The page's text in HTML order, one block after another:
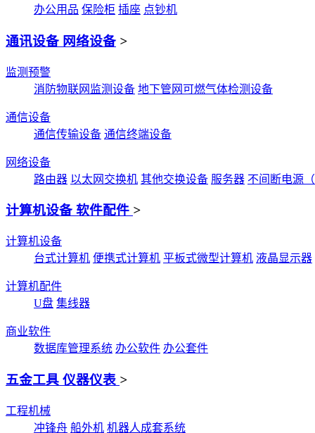
办公用品 保险柜 插座 点钞机
通讯设备 网络设备 >
监测预警
消防物联网监测设备 地下管网可燃气体检测设备
通信设备
通信传输设备 通信终端设备
网络设备
路由器 以太网交换机 其他交换设备 服务器 不间断电源
计算机设备 软件配件 >
计算机设备
台式计算机 便携式计算机 平板式微型计算机 液晶显示器
计算机配件
U盘 集线器
商业软件
数据库管理系统 办公软件 办公套件
五金工具 仪器仪表 >
工程机械
冲锋舟 船外机 机器人成套系统